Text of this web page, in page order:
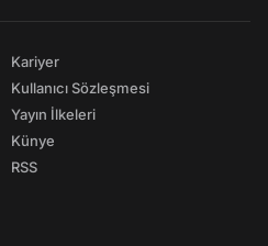
Kariyer
Kullanıcı Sözleşmesi
Yayın İlkeleri
Künye
RSS